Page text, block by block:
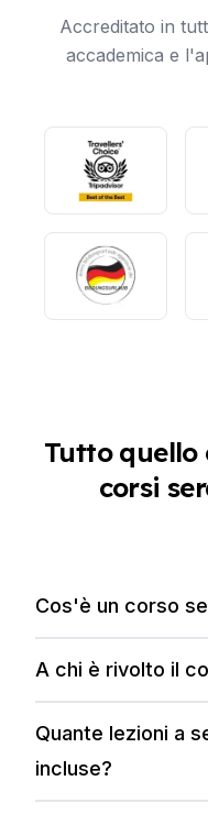
Accreditato in
accademica e
Tutto quello
corsi
Cos'è un corso
A chi è rivolto il
Quante lezioni a
incluse?